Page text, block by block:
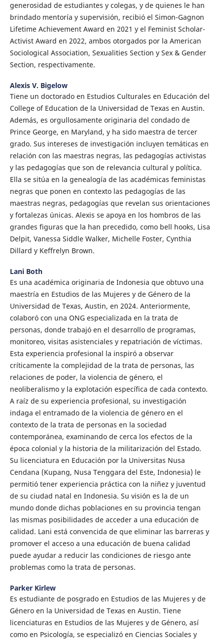
generosidad de estudiantes y colegas, y de quienes le han
brindado mentoría y supervisión, recibió el Simon-Gagnon
Lifetime Achievement Award en 2021 y el Feminist Scholar-
Activist Award en 2022, ambos otorgados por la American
Sociological Association, Sexualities Section y Sex & Gender
Section, respectivamente.
Alexis V. Bigelow
Tiene un doctorado en Estudios Culturales en Educación del
College of Education de la Universidad de Texas en Austin.
Además, es orgullosamente originaria del condado de
Prince George, en Maryland, y ha sido maestra de tercer
grado. Sus intereses de investigación incluyen temáticas en
relación con las maestras negras, las pedagogías activistas
y las pedagogías que son de relevancia cultural y política.
Ella se sitúa en la genealogía de las académicas feministas
negras que ponen en contexto las pedagogías de las
maestras negras, pedagogías que revelan sus orientaciones
y fortalezas únicas. Alexis se apoya en los hombros de las
grandes figuras que la han precedido, como bell hooks, Lisa
Delpit, Vanessa Siddle Walker, Michelle Foster, Cynthia
Dillard y Keffrelyn Brown.
Lani Both
Es una académica originaria de Indonesia que obtuvo una
maestría en Estudios de las Mujeres y de Género de la
Universidad de Texas, Austin, en 2024. Anteriormente,
colaboró con una ONG especializada en la trata de
personas, donde trabajó en el desarrollo de programas,
monitoreo, visitas asistenciales y repatriación de víctimas.
Esta experiencia profesional la inspiró a observar
críticamente la complejidad de la trata de personas, las
relaciones de poder, la violencia de género, el
neoliberalismo y la explotación específica de cada contexto.
A raíz de su experiencia profesional, su investigación
indaga el entramado de la violencia de género en el
contexto de la trata de personas en la sociedad
contemporánea, examinando de cerca los efectos de la
época colonial y la historia de la militarización del Estado.
Su licenciatura en Educación por la Universitas Nusa
Cendana (Kupang, Nusa Tenggara del Este, Indonesia) le
permitió tener experiencia práctica con la niñez y juventud
de su ciudad natal en Indonesia. Su visión es la de un
mundo donde dichas poblaciones en su provincia tengan
las mismas posibilidades de acceder a una educación de
calidad. Lani está convencida de que eliminar las barreras y
promover el acceso a una educación de buena calidad
puede ayudar a reducir las condiciones de riesgo ante
problemas como la trata de personas.
Parker Kirlew
Es estudiante de posgrado en Estudios de las Mujeres y de
Género en la Universidad de Texas en Austin. Tiene
licenciaturas en Estudios de las Mujeres y de Género, así
como en Psicología, se especializó en Ciencias Sociales y